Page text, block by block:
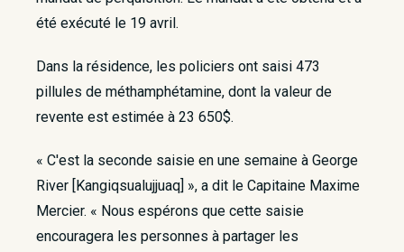
été exécuté le 19 avril.
Dans la résidence, les policiers ont saisi 473
pillules de méthamphétamine, dont la valeur de
revente est estimée à 23 650$.
« C'est la seconde saisie en une semaine à George
River [Kangiqsualujjuaq] », a dit le Capitaine Maxime
Mercier. « Nous espérons que cette saisie
encouragera les personnes à partager les